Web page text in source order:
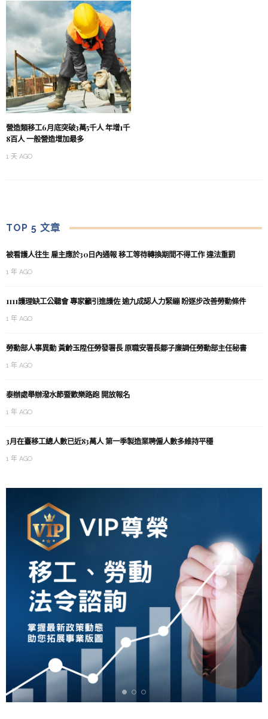
營造類移工6月底突破3萬5千人 年增1千
8百人 一般營造增加最多
1 天 AGO
TOP 5 文章
被看護人往生 雇主應於30日內通報 移工等待轉換期間不得工作 違法重罰
1 年 AGO
1111護理缺工公聽會 專家籲引進護佐 逾九成認人力緊繃 盼逐步改善勞動條件
1 年 AGO
勞動部人事異動 黃齡玉陞任勞發署長 原職安署長鄒子廉調任勞動部主任秘書
1 年 AGO
泰辦處舉辦潑水節暨歡樂路跑 開放報名
1 年 AGO
3月在臺移工總人數已近83萬人 第一季製造業聘僱人數多維持平穩
1 年 AGO